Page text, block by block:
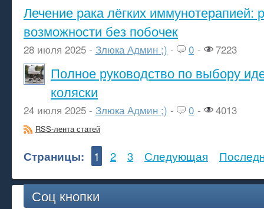
Лечение рака лёгких иммунотерапией:
возможности без побочек
28 июля 2025 - Злюка Админ ;) - 0 - 7223
Полное руководство по выбору
коляски
24 июля 2025 - Злюка Админ ;) - 0 - 4013
RSS-лента статей
Страницы: 1 2 3 Следующая
Соц кнопки